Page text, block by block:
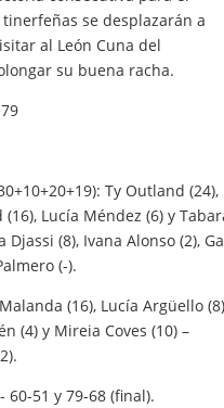
se desplazarán a
al León Cuna del
su buena racha.
Ty Outland (24),
Lucía Méndez (6) y
(8), Ivana Alonso (2),
(-).
(16), Lucía Argüello
(4) y Mireia Coves (10) –
60-51 y 79-68 (final).